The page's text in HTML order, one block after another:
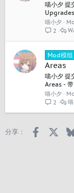
喵小夕 提
级！ 描述
完全控制
式：...
喵小夕
2
Mod模组
Areas
喵小夕 提
Areas -
将隐形道
征 综合车
喵小夕
2
分享： Facebook